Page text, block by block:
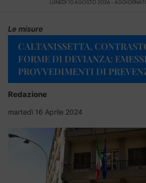
LUNEDÌ 10 AGOSTO 2026 -
Le misure
CALTANISSETTA,
FORME DI DEVIANZA:
PROVVEDIMENTI DI
Redazione
martedì 16 Aprile 2024